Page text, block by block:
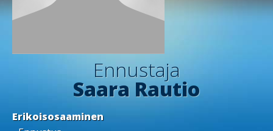
Ennustaja
Saara Rautio
Erikoisosaaminen